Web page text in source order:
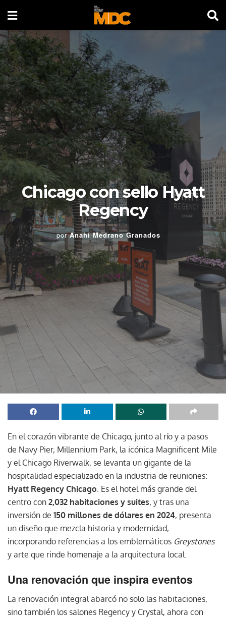
Chicago con sello Hyatt
Regency
por Anahí Medrano Granados
En el corazón vibrante de Chicago, junto al río y a pasos
de Navy Pier, Millennium Park, la icónica Magnificent Mile
y el Chicago Riverwalk, se levanta un gigante de la
hospitalidad especializado en la industria de reuniones:
Hyatt Regency Chicago. Es el hotel más grande del
centro con 2,032 habitaciones y suites, y tras una
inversión de 150 millones de dólares en 2024, presenta
un diseño que mezcla historia y modernidad,
incorporando referencias a los emblemáticos Greystones
y arte que rinde homenaje a la arquitectura local.
Una renovación que inspira eventos
La renovación integral abarcó no solo las habitaciones,
sino también los salones Regency y Crystal, ahora con